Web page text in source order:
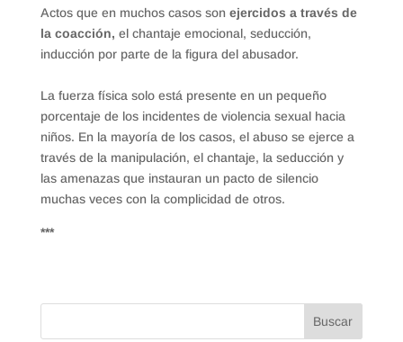
Actos que en muchos casos son ejercidos a través de
la coacción, el chantaje emocional, seducción,
inducción por parte de la figura del abusador.
La fuerza física solo está presente en un pequeño
porcentaje de los incidentes de violencia sexual hacia
niños. En la mayoría de los casos, el abuso se ejerce a
través de la manipulación, el chantaje, la seducción y
las amenazas que instauran un pacto de silencio
muchas veces con la complicidad de otros.
***